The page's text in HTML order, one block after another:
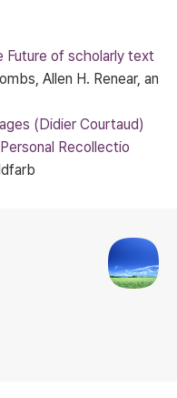
Future of scholarly text
Allen H. Renear, an
(Didier Courtaud)
Recollectio